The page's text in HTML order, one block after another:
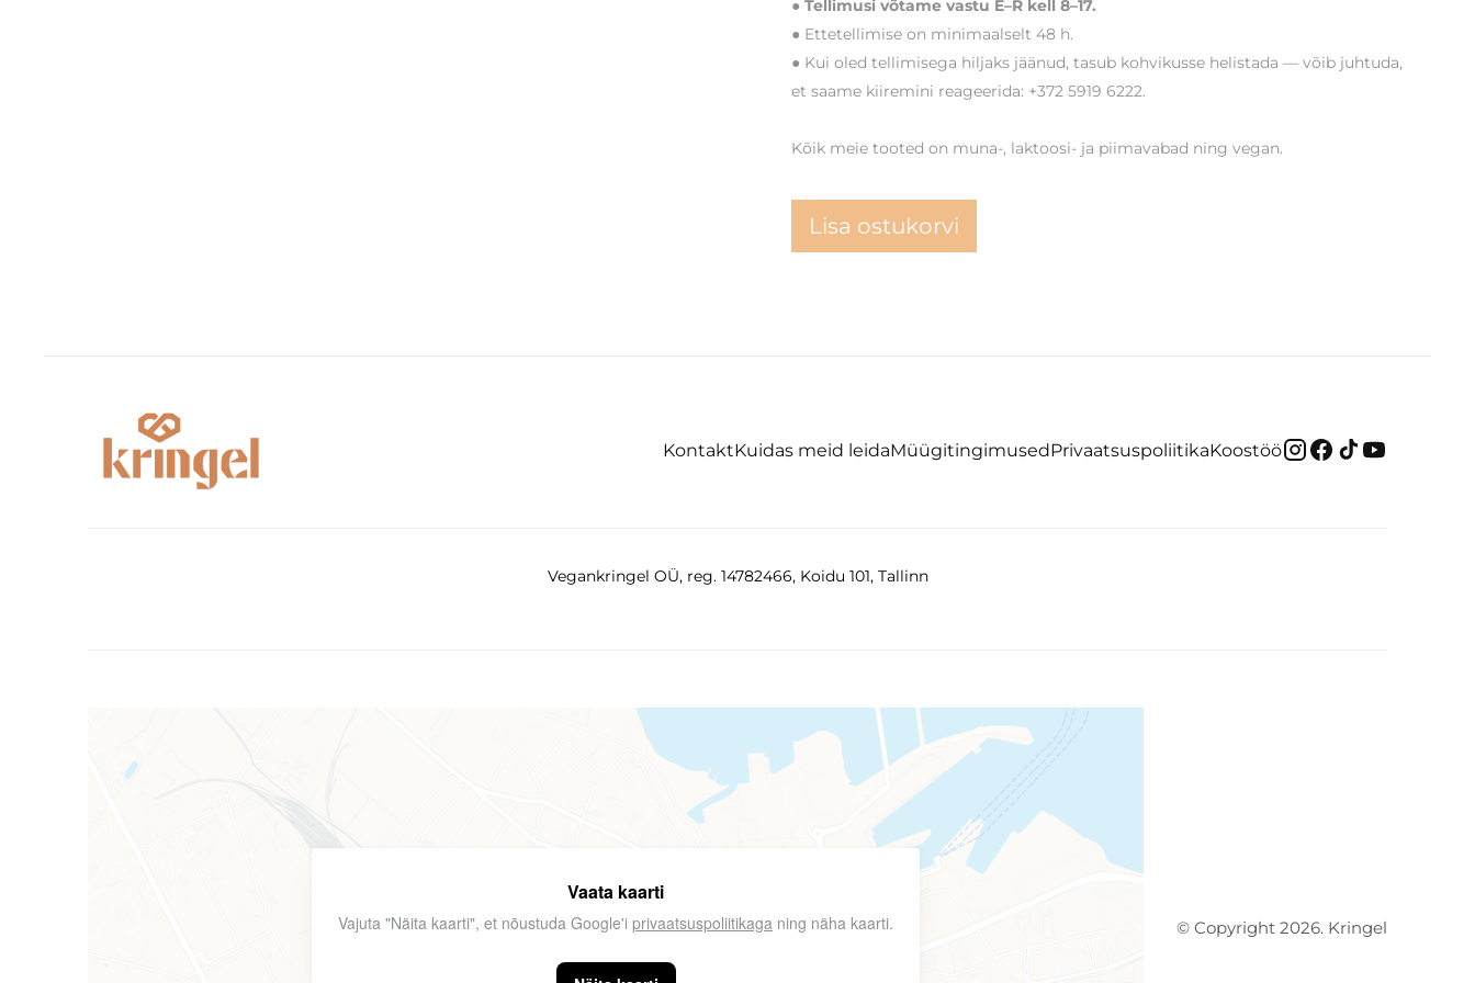
● Tellimusi võtame vastu E–R kell 8–17.
● Ettetellimise on minimaalselt 48 h.
● Kui oled tellimisega hiljaks jäänud, tasub kohvikusse helistada — võib juhtuda,
et saame kiiremini reageerida: +372 5919 6222.
Kõik meie tooted on muna-, laktoosi- ja piimavabad ning vegan.
Lisa ostukorvi
KontaktKuidas meid leidaMüügitingimusedPrivaatsuspoliitikaKoostöö
Vegankringel OÜ, reg. 14782466, Koidu 101, Tallinn
Vaata kaarti
Vajuta "Näita kaarti", et nõustuda Google'i privaatsuspoliitikaga ning näha kaarti. © Copyright 2026. Kringel